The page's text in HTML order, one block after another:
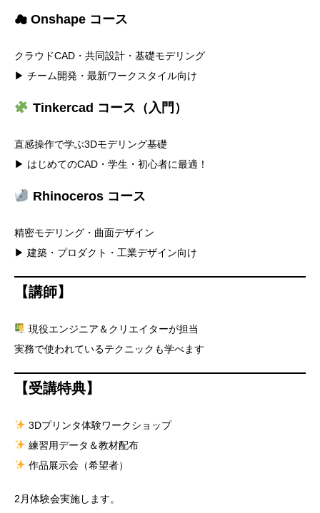
☁ Onshape コース
クラウドCAD・共同設計・基礎モデリング
▶ チーム開発・最新ワークスタイル向け
Tinkercad コース（入門）
直感操作で学ぶ3Dモデリング基礎
▶ はじめてのCAD・学生・初心者に最適！
Rhinoceros コース
精密モデリング・曲面デザイン
▶ 建築・プロダクト・工業デザイン向け
【講師】
現役エンジニア＆クリエイターが担当
実務で使われているテクニックも学べます
【受講特典】
3Dプリンタ体験ワークショップ
練習用データ＆教材配布
作品展示会（希望者）
2月体験会実施します。